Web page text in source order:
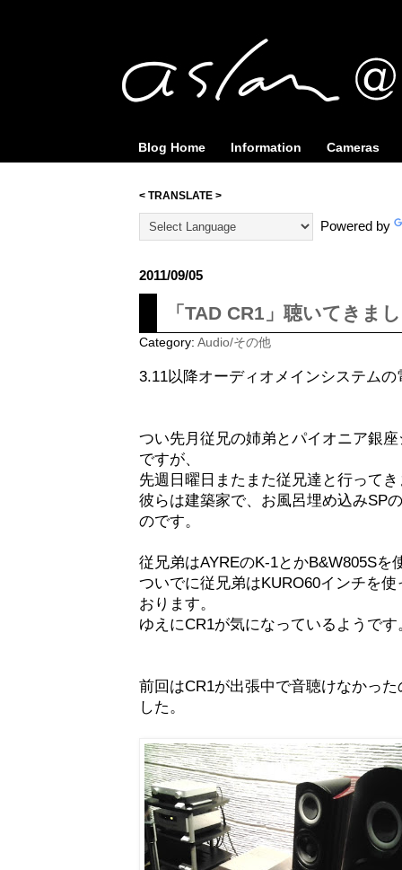
Blog Home Information Cameras
< TRANSLATE >
Powered by
2011/09/05
「TAD CR1」聴いてきま
Category: Audio/その他
3.11以降オーディオメインシステム
つい先月従兄の姉弟とパイオニア銀
ですが、
先週日曜日またまた従兄達と行って
彼らは建築家で、お風呂埋め込みSP
のです。
従兄弟はAYREのK-1とかB&W805Sを
ついでに従兄弟はKURO60インチを
おります。
ゆえにCR1が気になっているようです
前回はCR1が出張中で音聴けなかっ
した。